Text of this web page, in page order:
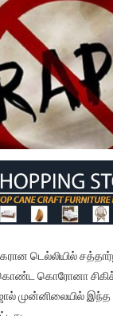
டெல்லியில்
கொரோனா
முன்னிலையில் இந்த